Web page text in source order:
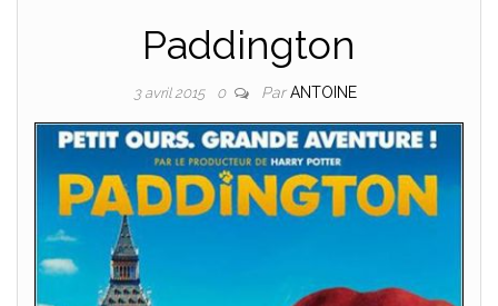
Paddington
3 avril 2015 0 ParANTOINE